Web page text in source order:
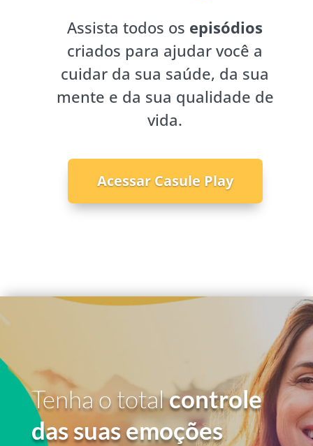
Assista todos os episódios
criados para ajudar você a
cuidar da sua saúde, da sua
mente e da sua qualidade de
vida.
Acessar Casule Play
Tenha o totalcontrole
das suas emoções